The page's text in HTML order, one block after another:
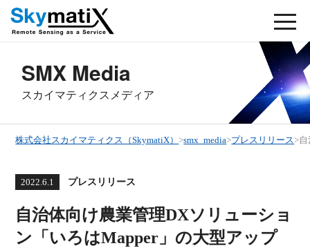
SMX Media
スカイマティクスメディア
株式会社スカイマティクス（SkymatiX）>smx_media>プレスリリース>
2022.6.1 プレスリリース
自治体向け農業管理DXソリューショ
ン「いろはMapper」の大型アップ